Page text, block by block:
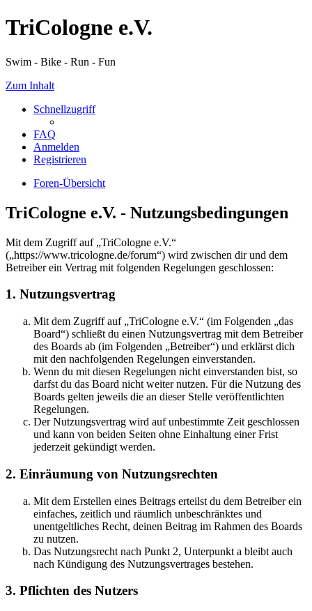
TriCologne e.V.
Swim - Bike - Run - Fun
Zum Inhalt
Schnellzugriff
FAQ
Anmelden
Registrieren
Foren-Übersicht
TriCologne e.V. - Nutzungsbedingungen
Mit dem Zugriff auf „TriCologne e.V.“
(„https://www.tricologne.de/forum“) wird zwischen dir und dem
Betreiber ein Vertrag mit folgenden Regelungen geschlossen:
1. Nutzungsvertrag
Mit dem Zugriff auf „TriCologne e.V.“ (im Folgenden „das
Board“) schließt du einen Nutzungsvertrag mit dem Betreiber
des Boards ab (im Folgenden „Betreiber“) und erklärst dich
mit den nachfolgenden Regelungen einverstanden.
Wenn du mit diesen Regelungen nicht einverstanden bist, so
darfst du das Board nicht weiter nutzen. Für die Nutzung des
Boards gelten jeweils die an dieser Stelle veröffentlichten
Regelungen.
Der Nutzungsvertrag wird auf unbestimmte Zeit geschlossen
und kann von beiden Seiten ohne Einhaltung einer Frist
jederzeit gekündigt werden.
2. Einräumung von Nutzungsrechten
Mit dem Erstellen eines Beitrags erteilst du dem Betreiber ein
einfaches, zeitlich und räumlich unbeschränktes und
unentgeltliches Recht, deinen Beitrag im Rahmen des Boards
zu nutzen.
Das Nutzungsrecht nach Punkt 2, Unterpunkt a bleibt auch
nach Kündigung des Nutzungsvertrages bestehen.
3. Pflichten des Nutzers